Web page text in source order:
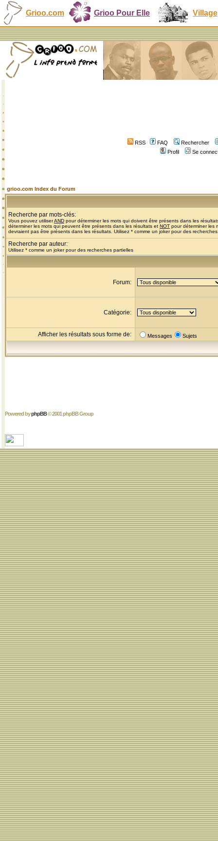
Grioo.com Grioo Pour Elle Village
RSS FAQ
Rechercher
Profil
Se
grioo.com Index du Forum
Recherche par mots-clés:
Vous pouvez utiliserAND pour déterminer les mots qui doivent être présents dans les
déterminer les mots qui peuvent être présents dans les résultats et NOT pour déterminer les
devraient pas être présents dans les résultats. Utilisez * comme un joker pour des
Recherche par auteur:
Utilisez * comme un joker pour des recherches partielles
Forum:
Catégorie:
Afficher les résultats sous forme de: Messages Sujets
Powered byphpBB© 2001 phpBB Group